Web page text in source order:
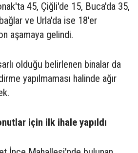
45, Çiğli'de 15, Buca'da 35,
ve Urla'da ise 18'er
aşamaya gelindi.
olduğu belirlenen binalar da
yapılmaması halinde ağır
için ilk ihale yapıldı